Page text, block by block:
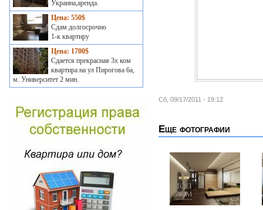
Украина,аренда.
Цена: 550$
Сдам долгосрочно
1-к квартиру
Цена: 1700$
Сдается прекрасная 3х ком
квартира на ул Пирогова 6а,
м. Университет 2 мин.
Сб, 09/17/2011 - 19:12
Еще фотографии